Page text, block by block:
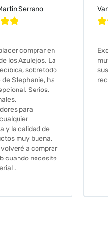

calidad y diseño,
con
los
